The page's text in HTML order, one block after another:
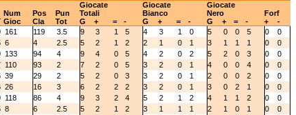
Num Pos Pun
Giocate
Totali
Giocate
Bianco
Giocate
Nero
Forf
Gioc Cla Tot G + = - G + = - G + = - +
-
161 119 3.5 9 3 1 5 4 3 1 0 5 0 0 5 0
0
6 4 2.5 5 2 1 2 2 1 0 1 3 1 1 1 0
0
133 94 4 9 4 0 5 4 2 0 2 5 2 0 3 0
0
110 93 2 7 2 0 5 3 2 0 1 4 0 0 4 0
0
39 29 2 5 2 0 3 3 2 0 1 2 0 0 2 0
0
26 16 3 6 2 2 2 3 2 0 1 3 0 2 1 0
0
118 86 4 9 3 2 4 5 2 1 2 4 1 1 2 0
0
8 6 2.5 5 2 1 2 3 1 1 1 2 1 0 1 0
0